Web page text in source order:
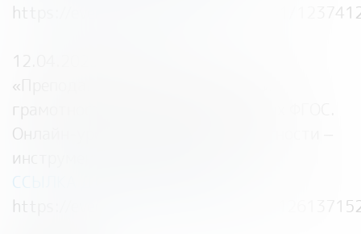
https://events.webinar.ru/36101641/
12.04.2023 — 08:00
«
грамотности с учетом обновлённых ФГОС.
Онлайн-уроки финансовой грамотности –
инструмент для педагога
ССЫЛКА ДЛЯ РЕГИСТРАЦИИ:
https://events.webinar.ru/538825/